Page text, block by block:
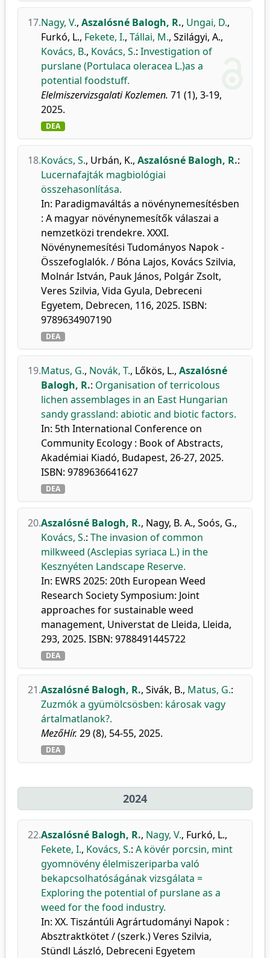
17.Nagy, V., Aszalósné Balogh, R., Ungai, D.,
Furkó, L., Fekete, I., Tállai, M., Szilágyi, A.,
Kovács, B., Kovács, S.: Investigation of
purslane (Portulaca oleracea L.)as a
potential foodstuff.
Elelmiszervizsgalati Kozlemen. 71 (1), 3-19,
2025.
DEA
18.Kovács, S., Urbán, K., Aszalósné Balogh, R.:
Lucernafajták magbiológiai
összehasonlítása.
In: Paradigmaváltás a növénynemesítésben
: A magyar növénynemesítők válaszai a
nemzetközi trendekre. XXXI.
Növénynemesítési Tudományos Napok -
Összefoglalók. / Bóna Lajos, Kovács Szilvia,
Molnár István, Pauk János, Polgár Zsolt,
Veres Szilvia, Vida Gyula, Debreceni
Egyetem, Debrecen, 116, 2025. ISBN:
9789634907190
DEA
19.Matus, G., Novák, T., Lőkös, L., Aszalósné
Balogh, R.: Organisation of terricolous
lichen assemblages in an East Hungarian
sandy grassland: abiotic and biotic factors.
In: 5th International Conference on
Community Ecology : Book of Abstracts,
Akadémiai Kiadó, Budapest, 26-27, 2025.
ISBN: 9789636641627
DEA
20.Aszalósné Balogh, R., Nagy, B. A., Soós, G.,
Kovács, S.: The invasion of common
milkweed (Asclepias syriaca L.) in the
Kesznyéten Landscape Reserve.
In: EWRS 2025: 20th European Weed
Research Society Symposium: Joint
approaches for sustainable weed
management, Universtat de Lleida, Lleida,
293, 2025. ISBN: 9788491445722
DEA
21.Aszalósné Balogh, R., Sivák, B., Matus, G.:
Zuzmók a gyümölcsösben: károsak vagy
ártalmatlanok?.
MezőHír. 29 (8), 54-55, 2025.
DEA
2024
22.Aszalósné Balogh, R., Nagy, V., Furkó, L.,
Fekete, I., Kovács, S.: A kövér porcsin, mint
gyomnövény élelmiszeriparba való
bekapcsolhatóságának vizsgálata =
Exploring the potential of purslane as a
weed for the food industry.
In: XX. Tiszántúli Agrártudományi Napok :
Absztraktkötet / (szerk.) Veres Szilvia,
Stündl László, Debreceni Egyetem